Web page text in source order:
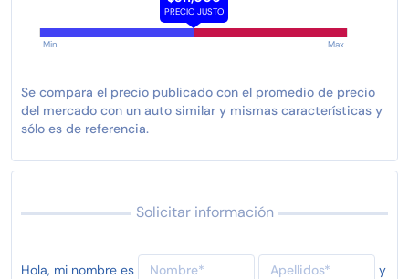
PRECIO JUSTO
Min Max
Se compara el precio publicado con el promedio de precio
del mercado con un auto similar y mismas características y
sólo es de referencia.
Solicitar información
Hola, mi nombre es y